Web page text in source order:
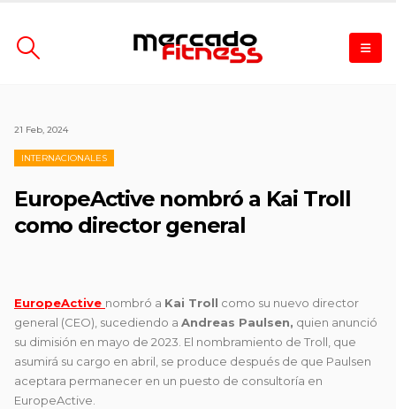
21 Feb, 2024
INTERNACIONALES
EuropeActive nombró a Kai Troll
como director general
EuropeActive nombró a Kai Troll como su nuevo director
general (CEO), sucediendo a Andreas Paulsen, quien anunció
su dimisión en mayo de 2023. El nombramiento de Troll, que
asumirá su cargo en abril, se produce después de que Paulsen
aceptara permanecer en un puesto de consultoría en
EuropeActive.